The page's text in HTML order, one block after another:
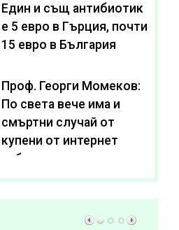
Един и същ антибиотик
e 5 евро в Гърция, почти
15 евро в България
Проф. Георги Момеков:
По света вече има и
смъртни случай от
купени от интернет
субстанции за
отслабване